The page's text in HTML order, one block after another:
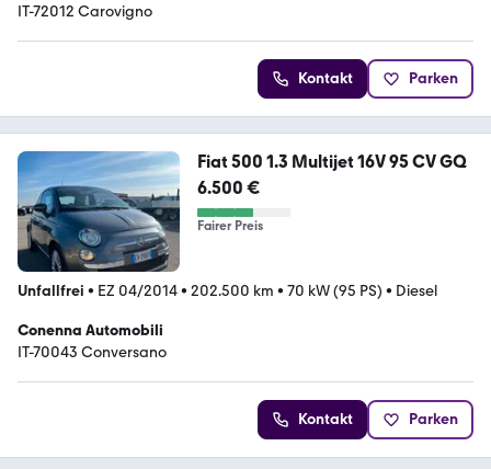
IT-72012 Carovigno
Kontakt Parken
Fiat 500 1.3 Multijet 16V 95 CV GQ
6.500 €
Fairer Preis
Unfallfrei • EZ 04/2014• 202.500 km • 70 kW (95 PS) • Diesel
Conenna Automobili
IT-70043 Conversano
Kontakt Parken